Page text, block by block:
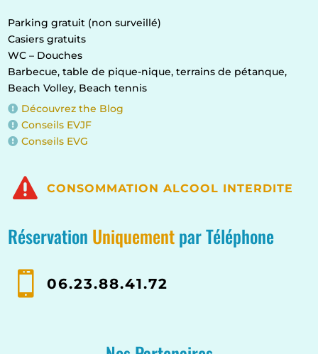
Parking gratuit (non surveillé)
Casiers gratuits
WC – Douches
Barbecue, table de pique-nique, terrains de pétanque,
Beach Volley, Beach tennis
 Découvrez the Blog
 Conseils EVJF
 Conseils EVG
 CONSOMMATION ALCOOL INTERDITE
Réservation Uniquementpar Téléphone
 06.23.88.41.72